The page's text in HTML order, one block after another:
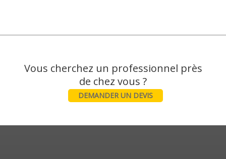
Vous cherchez un professionnel près
DEMANDER UN DEVIS